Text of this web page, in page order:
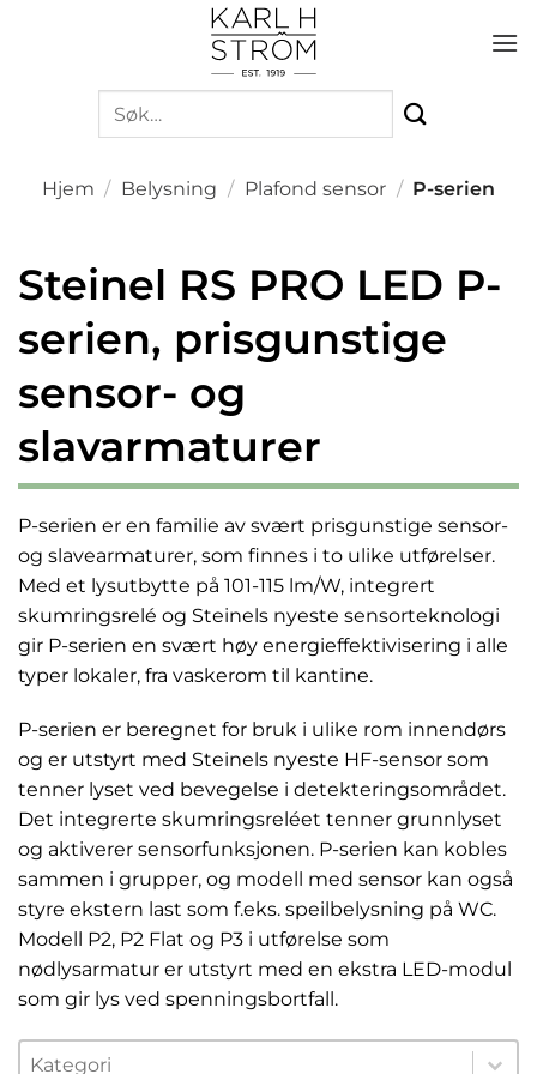
Søk
etter:
Hjem / Belysning / Plafond sensor / P-serien
Steinel RS PRO LED P-
serien, prisgunstige
sensor- og
slavarmaturer
P-serien er en familie av svært prisgunstige sensor-
og slavearmaturer, som finnes i to ulike utførelser.
Med et lysutbytte på 101-115 lm/W, integrert
skumringsrelé og Steinels nyeste sensorteknologi
gir P-serien en svært høy energieffektivisering i alle
typer lokaler, fra vaskerom til kantine.
P-serien er beregnet for bruk i ulike rom innendørs
og er utstyrt med Steinels nyeste HF-sensor som
tenner lyset ved bevegelse i detekteringsområdet.
Det integrerte skumringsreléet tenner grunnlyset
og aktiverer sensorfunksjonen. P-serien kan kobles
sammen i grupper, og modell med sensor kan også
styre ekstern last som f.eks. speilbelysning på WC.
Modell P2, P2 Flat og P3 i utførelse som
nødlysarmatur er utstyrt med en ekstra LED-modul
som gir lys ved spenningsbortfall.
KATEGORIER
Select content